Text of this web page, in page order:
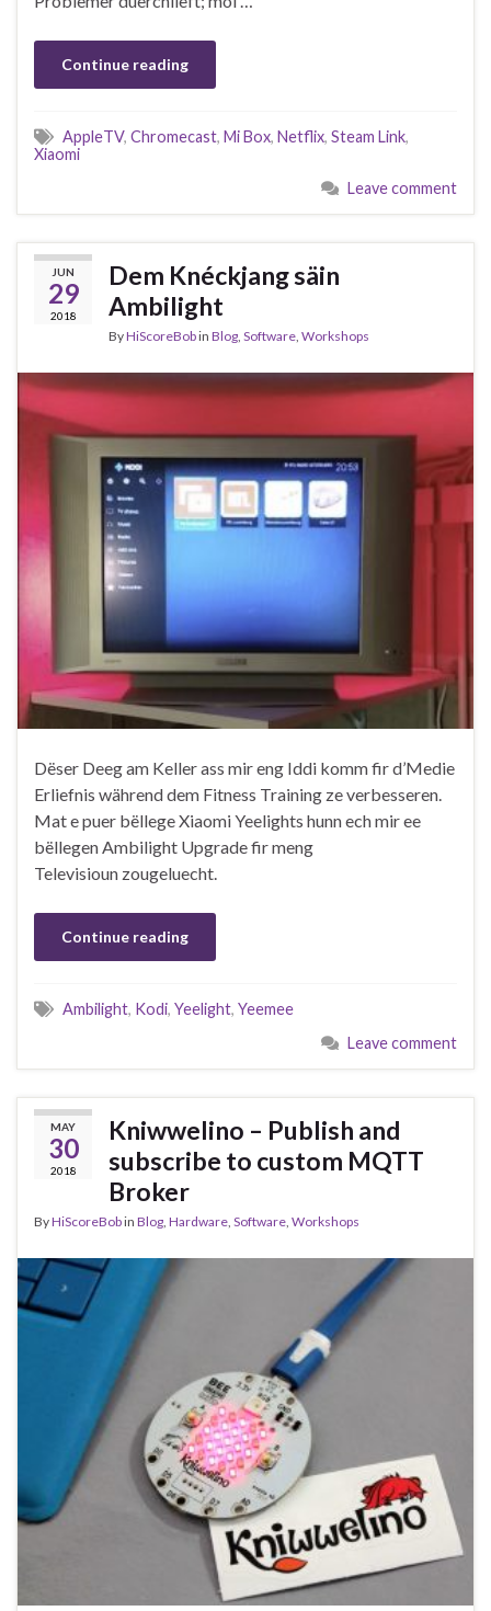
Continue reading
AppleTV, Chromecast, Mi Box, Netflix, Steam Link,
Xiaomi
Leave comment
JUN
29
2018
Dem Knéckjang säin
Ambilight
ByHiScoreBobin Blog, Software, Workshops
Dëser Deeg am Keller ass mir eng Iddi komm fir d’Medie
Erliefnis während dem Fitness Training ze verbesseren.
Mat e puer bëllege Xiaomi Yeelights hunn ech mir ee
bëllegen Ambilight Upgrade fir meng
Televisioun zougeluecht.
Continue reading
Ambilight, Kodi, Yeelight, Yeemee
Leave comment
MAY
30
2018
Kniwwelino – Publish and
subscribe to custom MQTT
Broker
ByHiScoreBobin Blog Hardware Software Workshops